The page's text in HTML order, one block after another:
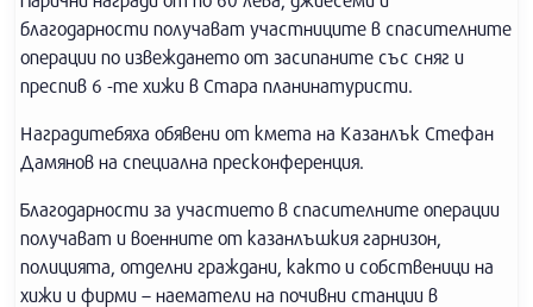
благодарности получават участниците в спасителните
операции по извеждането от засипаните със сняг и
преспив 6 -те хижи в Стара планинатуристи.
Наградитебяха обявени от кмета на Казанлък Стефан
Дамянов на специална пресконференция.
Благодарности за участието в спасителните операции
получават и военните от казанлъшкия гарнизон,
полицията, отделни граждани, както и собственици на
хижи и фирми – наематели на почивни станции в